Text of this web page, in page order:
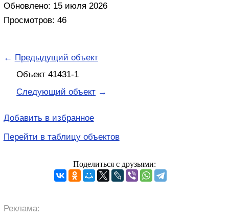
Обновлено: 15 июля 2026
Просмотров: 46
← Предыдущий объект
Объект 41431-1
Следующий объект →
Добавить в избранное
Перейти в таблицу объектов
Поделиться с друзьями:
Реклама: